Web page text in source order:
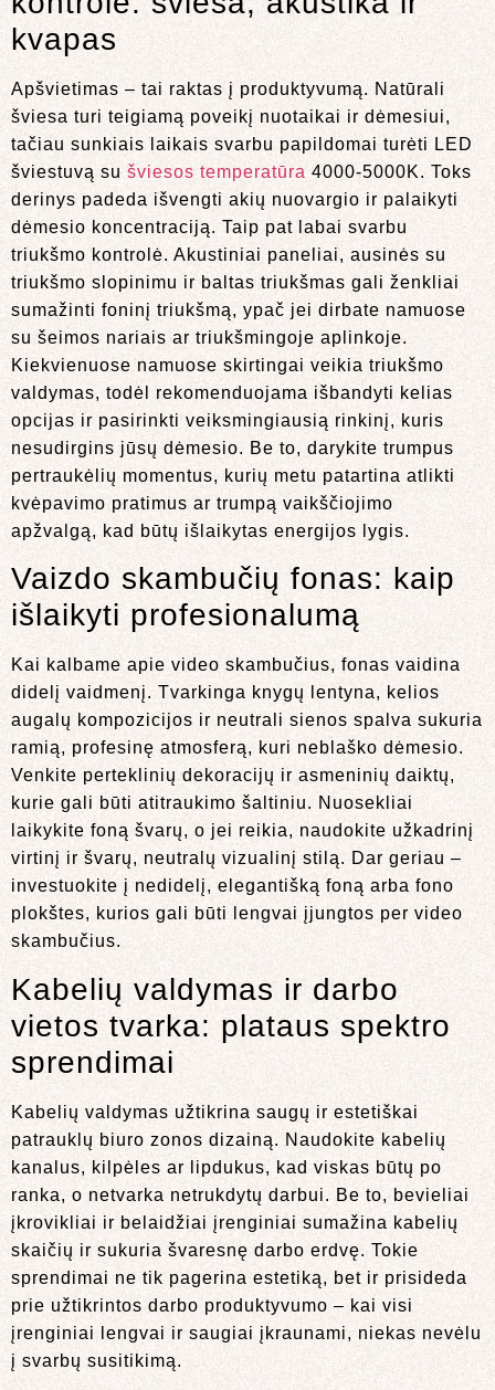
kvapas
Apšvietimas – tai raktas į produktyvumą. Natūrali
šviesa turi teigiamą poveikį nuotaikai ir dėmesiui,
tačiau sunkiais laikais svarbu papildomai turėti LED
šviestuvą su šviesos temperatūra 4000-5000K. Toks
derinys padeda išvengti akių nuovargio ir palaikyti
dėmesio koncentraciją. Taip pat labai svarbu
triukšmo kontrolė. Akustiniai paneliai, ausinės su
triukšmo slopinimu ir baltas triukšmas gali ženkliai
sumažinti foninį triukšmą, ypač jei dirbate namuose
su šeimos nariais ar triukšmingoje aplinkoje.
Kiekvienuose namuose skirtingai veikia triukšmo
valdymas, todėl rekomenduojama išbandyti kelias
opcijas ir pasirinkti veiksmingiausią rinkinį, kuris
nesudirgins jūsų dėmesio. Be to, darykite trumpus
pertraukėlių momentus, kurių metu patartina atlikti
kvėpavimo pratimus ar trumpą vaikščiojimo
apžvalgą, kad būtų išlaikytas energijos lygis.
Vaizdo skambučių fonas: kaip
išlaikyti profesionalumą
Kai kalbame apie video skambučius, fonas vaidina
didelį vaidmenį. Tvarkinga knygų lentyna, kelios
augalų kompozicijos ir neutrali sienos spalva sukuria
ramią, profesinę atmosferą, kuri neblaško dėmesio.
Venkite perteklinių dekoracijų ir asmeninių daiktų,
kurie gali būti atitraukimo šaltiniu. Nuosekliai
laikykite foną švarų, o jei reikia, naudokite užkadrinį
virtinį ir švarų, neutralų vizualinį stilą. Dar geriau –
investuokite į nedidelį, elegantišką foną arba fono
plokštes, kurios gali būti lengvai įjungtos per video
skambučius.
Kabelių valdymas ir darbo
vietos tvarka: plataus spektro
sprendimai
Kabelių valdymas užtikrina saugų ir estetiškai
patrauklų biuro zonos dizainą. Naudokite kabelių
kanalus, kilpėles ar lipdukus, kad viskas būtų po
ranka, o netvarka netrukdytų darbui. Be to, bevieliai
įkrovikliai ir belaidžiai įrenginiai sumažina kabelių
skaičių ir sukuria švaresnę darbo erdvę. Tokie
sprendimai ne tik pagerina estetiką, bet ir prisideda
prie užtikrintos darbo produktyvumo – kai visi
įrenginiai lengvai ir saugiai įkraunami, niekas nevėlu
į svarbų susitikimą.